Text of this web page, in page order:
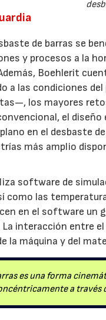
de barras se
y procesos a la
Boehlerit
a las condiciones
los mayores
el
en el desbaste
más amplio
software de
como las
en el software un
La interacción entre
la máquina y del
es una forma
a